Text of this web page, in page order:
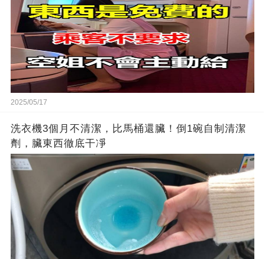
2025/05/17
洗衣機3個月不清潔，比馬桶還臟！倒1碗自制清潔
劑，臟東西徹底干凈